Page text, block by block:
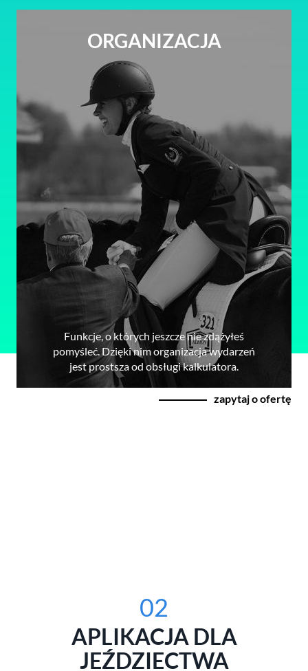
ORGANIZACJA
Funkcje, o których jeszcze nie zdążyłeś
pomyśleć. Dzięki nim organizacja wydarzeń
jest prostsza od obsługi kalkulatora.
zapytaj o ofertę
02
APLIKACJA DLA
JEŹDZIECTWA